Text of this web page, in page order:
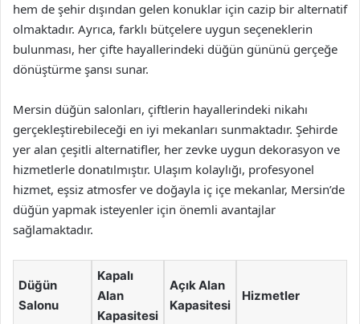
hem de şehir dışından gelen konuklar için cazip bir alternatif
olmaktadır. Ayrıca, farklı bütçelere uygun seçeneklerin
bulunması, her çifte hayallerindeki düğün gününü gerçeğe
dönüştürme şansı sunar.
Mersin düğün salonları, çiftlerin hayallerindeki nikahı
gerçekleştirebileceği en iyi mekanları sunmaktadır. Şehirde
yer alan çeşitli alternatifler, her zevke uygun dekorasyon ve
hizmetlerle donatılmıştır. Ulaşım kolaylığı, profesyonel
hizmet, eşsiz atmosfer ve doğayla iç içe mekanlar, Mersin’de
düğün yapmak isteyenler için önemli avantajlar
sağlamaktadır.
Düğün
Salonu
Kapalı
Alan
Kapasitesi
Açık Alan
Kapasitesi
Hizmetler